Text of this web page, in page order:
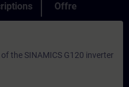
Offre
the SINAMICS G120 inverter